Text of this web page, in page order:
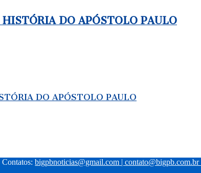
DO APÓSTOLO PAULO
DO APÓSTOLO PAULO
Contatos:bigpbnoticias@gmail.com |contato@bigpb.com.br